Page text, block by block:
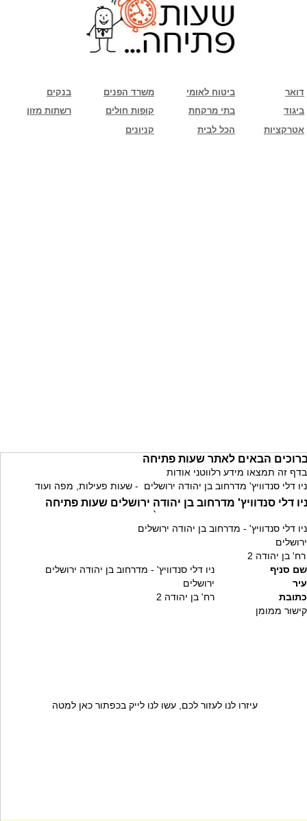
בנקים משרד הפנים ביטוח לאומי
דואר
רשתות מזון
קופות חולים בתי מרקחת
ביגוד
קניונים
הכל לבית אטרקציות
הבאים לאתר שעות פתיחה
בדף זה תמצאו מידע רלווטני אודות
ניו דלי סנדוויץ' מדרחוב בן יהודה ירושלים - שעות פעילות, מפה ועוד
דלי סנדוויץ' מדרחוב בן יהודה ירושלים שעות פתיחה
`
ניו דלי סנדוויץ' - מדרחוב בן יהודה ירושלים
ירושלים
רח' בן יהודה 2
שם סניף
ניו דלי סנדוויץ' - מדרחוב בן יהודה ירושלים
עיר
ירושלים
כתובת
רח' בן יהודה 2
קישור ממומן
עיזרו לנו לעזור לכם, עשו לנו לייק בכפתור כאן למטה